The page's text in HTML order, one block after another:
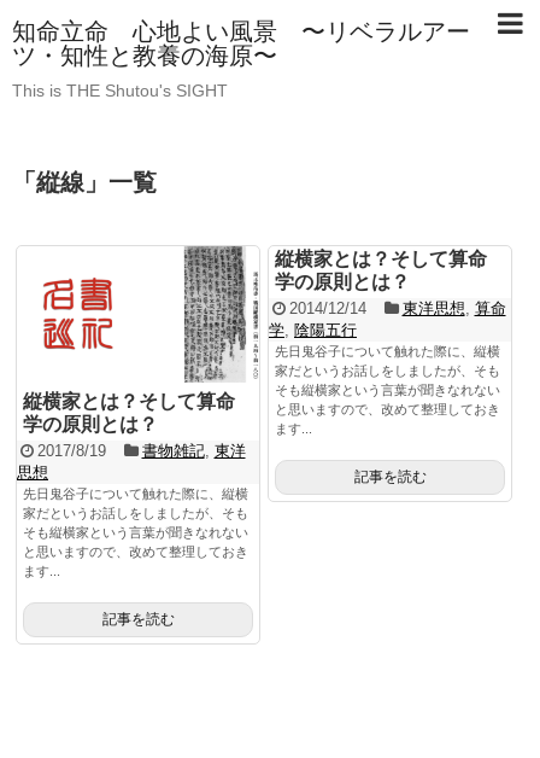
知命立命 心地よい風景 〜リベラルアー
ツ・知性と教養の海原〜
This is THE Shutou's SIGHT
「 縦線 」 一覧
縦横家とは？そして算命
学の原則とは？
2017/8/19 書物雑記, 東洋
思想
先日鬼谷子について触れた際に、縦横
家だというお話しをしましたが、そも
そも縦横家という言葉が聞きなれない
と思いますので、改めて整理しておき
ます...
記事を読む
縦横家とは？そして算命
学の原則とは？
2014/12/14 東洋思想 算命
学 陰陽五行
先日鬼谷子について触れた際に、縦横
家だというお話しをしましたが、そも
そも縦横家という言葉が聞きなれない
と思いますので、改めて整理しておき
ます...
記事を読む